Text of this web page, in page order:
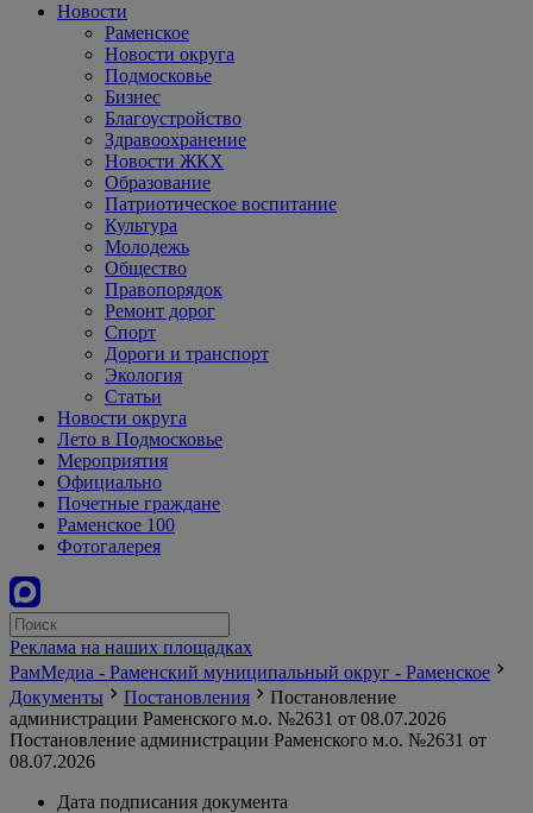
Новости
Раменское
Новости округа
Подмосковье
Бизнес
Благоустройство
Здравоохранение
Новости ЖКХ
Образование
Патриотическое воспитание
Культура
Молодежь
Общество
Правопорядок
Ремонт дорог
Спорт
Дороги и транспорт
Экология
Статьи
Новости округа
Лето в Подмосковье
Мероприятия
Официально
Почетные граждане
Раменское 100
Фотогалерея
Реклама на наших площадках
РамМедиа - Раменский муниципальный округ - Раменское
Документы
Постановления
Постановление
администрации Раменского м.о. №2631 от 08.07.2026
Постановление администрации Раменского м.о. №2631 от
08.07.2026
Дата подписания документа